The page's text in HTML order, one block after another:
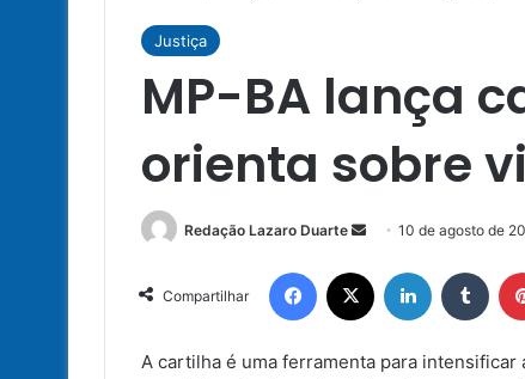
Justiça
MP-BA lança
orienta sobre
Redação Lazaro Duarte
Mande
e-
mail
10 de agosto de
Compartilhar
Facebook Linkedin
A cartilha é uma ferramenta para intensificar